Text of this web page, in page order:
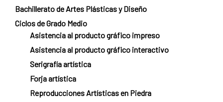
Bachillerato de Artes Plásticas y Diseño
Ciclos de Grado Medio
Asistencia al producto gráfico impreso
Asistencia al producto gráfico interactivo
Serigrafía artística
Forja artística
Reproducciones Artísticas en Piedra